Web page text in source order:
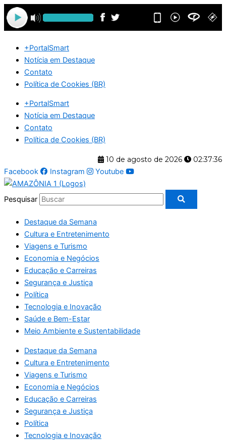
Ir
para
o
+PortalSmart
Notícia em Destaque
Contato
Política de Cookies (BR)
+PortalSmart
Notícia em Destaque
Contato
Política de Cookies (BR)
10 de agosto de 2026
02:37:37
Facebook
Instagram Youtube
Pesquisar
Destaque da Semana
Cultura e Entretenimento
Viagens e Turismo
Economia e Negócios
Educação e Carreiras
Segurança e Justiça
Política
Tecnologia e Inovação
Saúde e Bem-Estar
Meio Ambiente e Sustentabilidade
Destaque da Semana
Cultura e Entretenimento
Viagens e Turismo
Economia e Negócios
Educação e Carreiras
Segurança e Justiça
Política
Tecnologia e Inovação